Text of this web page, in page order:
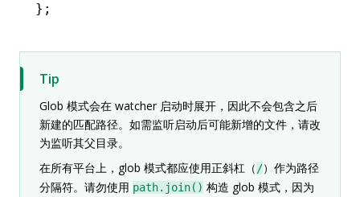
};
Tip
Glob 模式会在 watcher 启动时展开，因此不会包含之后
新建的匹配路径。如需监听启动后可能新增的文件，请改
为监听其父目录。
在所有平台上，glob 模式都应使用正斜杠（ /）作为路径
分隔符。请勿使用 path.join() 构造 glob 模式，因为